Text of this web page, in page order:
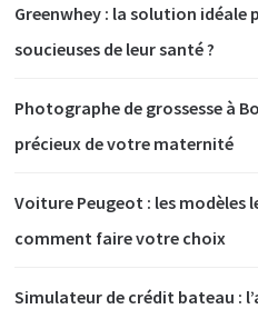
Greenwhey : la solution idéale
soucieuses de leur santé ?
Photographe de grossesse à
précieux de votre maternité
Voiture Peugeot : les modèles
comment faire votre choix
Simulateur de crédit bateau :